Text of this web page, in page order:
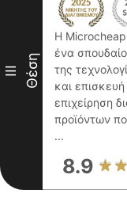
III Θέση
Η
ένα
της
και
επιχείρηση
προϊόντων
...
8.9